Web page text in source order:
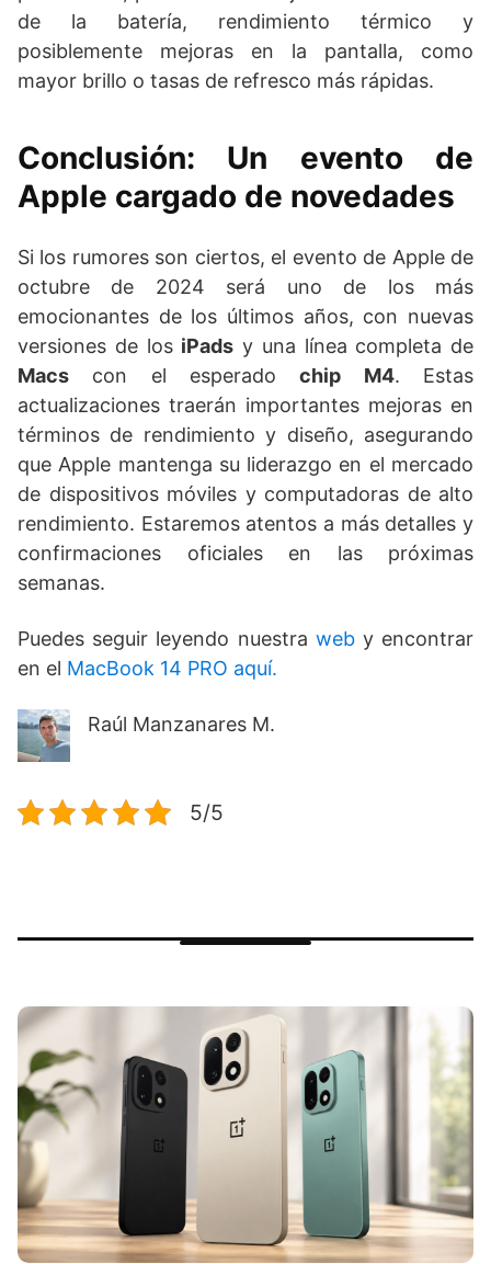
de la batería, rendimiento térmico y
posiblemente mejoras en la pantalla, como
mayor brillo o tasas de refresco más rápidas.
Conclusión: Un evento de
Apple cargado de novedades
Si los rumores son ciertos, el evento de Apple de
octubre de 2024 será uno de los más
emocionantes de los últimos años, con nuevas
versiones de los iPads y una línea completa de
Macs con el esperadochip M4. Estas
actualizaciones traerán importantes mejoras en
términos de rendimiento y diseño, asegurando
que Apple mantenga su liderazgo en el mercado
de dispositivos móviles y computadoras de alto
rendimiento. Estaremos atentos a más detalles y
confirmaciones oficiales en las próximas
semanas.
Puedes seguir leyendo nuestra weby encontrar
en el MacBook 14 PRO aquí.
Raúl Manzanares M.
5/5